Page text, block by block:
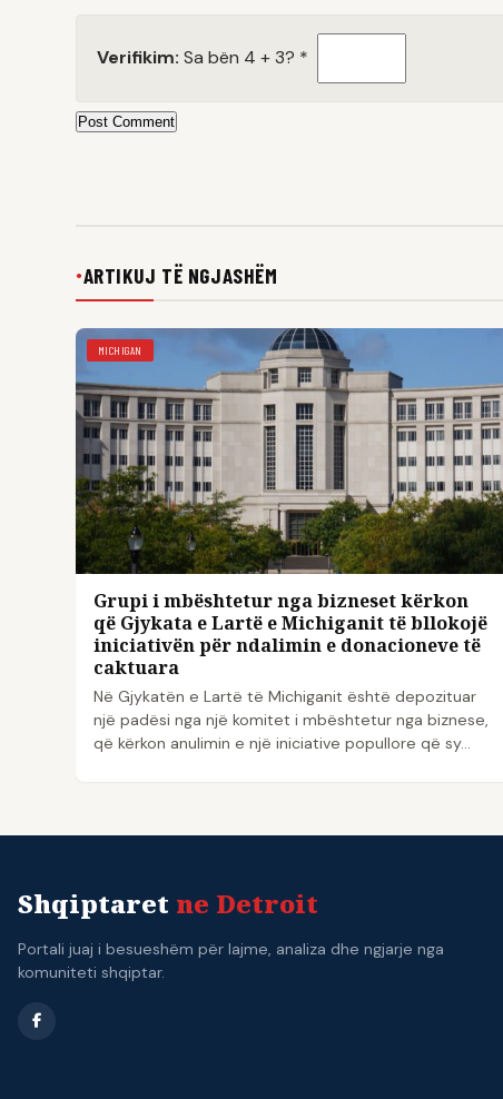
Verifikim: Sa bën 4 + 3? *
Post Comment
●ARTIKUJ TË NGJASHËM
MICHIGAN
Grupi i mbështetur nga bizneset kërkon
që Gjykata e Lartë e Michiganit të bllokojë
iniciativën për ndalimin e donacioneve të
caktuara
Në Gjykatën e Lartë të Michiganit është depozituar
një padësi nga një komitet i mbështetur nga biznese,
që kërkon anulimin e një iniciative popullore që sy...
Shqiptaret ne Detroit
Portali juaj i besueshëm për lajme, analiza dhe ngjarje nga
komuniteti shqiptar.